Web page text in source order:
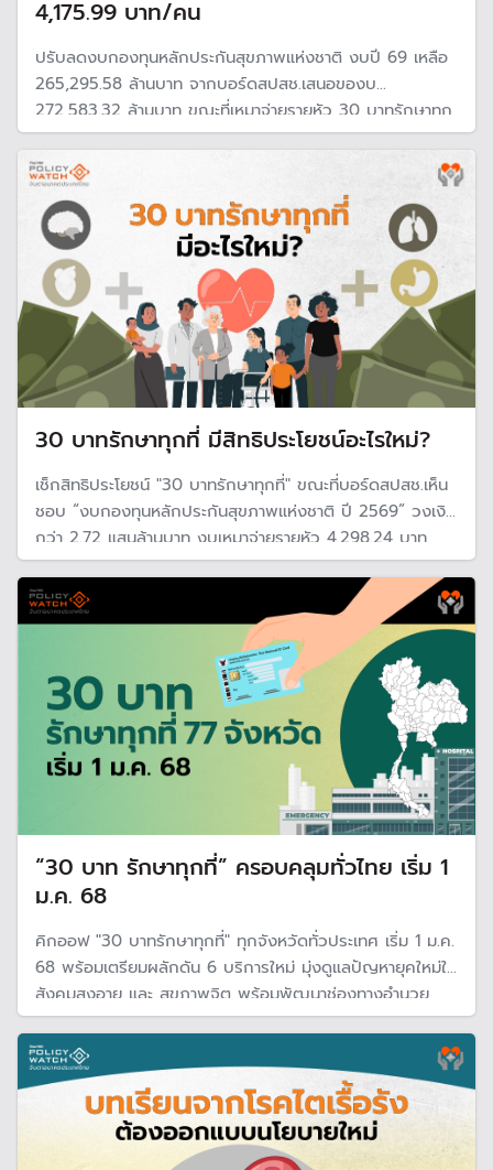
4,175.99 บาท/คน
ปรับลดงบกองทุนหลักประกันสุขภาพแห่งชาติ งบปี 69 เหลือ
265,295.58 ล้านบาท จากบอร์ดสปสช.เสนอของบ
272,583.32 ล้านบาท ขณะที่เหมาจ่ายรายหัว 30 บาทรักษาทุก
ที่ เหลือ จ่ายรายหัว 4,175.99 บาท จากที่ขอไป 4,298.24 บาท
30 บาทรักษาทุกที่ มีสิทธิประโยชน์อะไรใหม่?
เช็กสิทธิประโยชน์ "30 บาทรักษาทุกที่" ขณะที่บอร์ดสปสช.เห็น
ชอบ “งบกองทุนหลักประกันสุขภาพแห่งชาติ ปี 2569” วงเงิน
กว่า 2.72 แสนล้านบาท งบเหมาจ่ายรายหัว 4,298.24 บาท
ดูแลคนไทยผู้มีสิทธิ 47.50 ล้านคน พร้อมเพิ่มสิทธิประโยขน์ใหม่
10 รายการ
“30 บาท รักษาทุกที่” ครอบคลุมทั่วไทย เริ่ม 1
ม.ค. 68
คิกออฟ "30 บาทรักษาทุกที่" ทุกจังหวัดทั่วประเทศ เริ่ม 1 ม.ค.
68 พร้อมเตรียมผลักดัน 6 บริการใหม่ มุ่งดูแลปัญหายุคใหม่ใน
สังคมสูงอายุ และ สุขภาพจิต พร้อมพัฒนาช่องทางอำนวย
ความสะดวกในบริการให้รวดเร็วและทั่วถึง